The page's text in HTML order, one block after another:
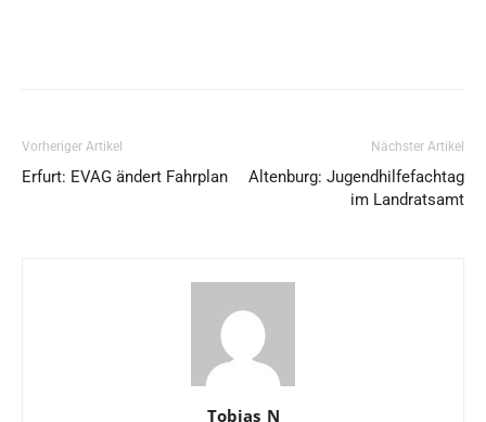
Vorheriger Artikel
Erfurt: EVAG ändert Fahrplan
Nächster Artikel
Altenburg: Jugendhilfefachtag
im Landratsamt
Tobias_N